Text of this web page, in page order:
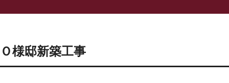
Ｏ様邸新築工事